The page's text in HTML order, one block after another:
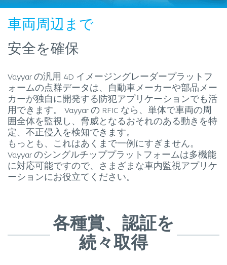
車両周辺まで
安全を確保
Vayyar の汎用 4D イメージングレーダープラットフ
ォームの点群データは、自動車メーカーや部品メー
カーが独自に開発する防犯アプリケーションでも活
用できます。 Vayyar の RFIC なら、単体で車両の周
囲全体を監視し、脅威となるおそれのある動きを特
定、不正侵入を検知できます。
もっとも、これはあくまで一例にすぎません。
Vayyar のシングルチッププラットフォームは多機能
に対応可能ですので、さまざまな車内監視アプリケ
ーションにお役立てください。
各種賞、認証を
続々取得